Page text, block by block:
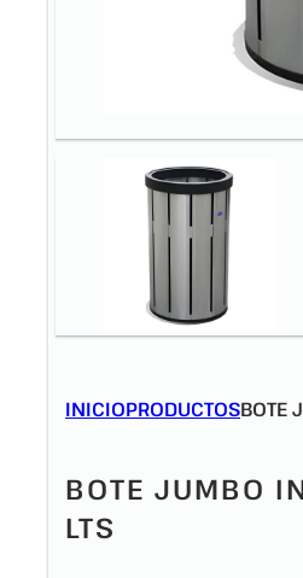
INICIOPRODUCTOSBOTE
BOTE JUMBO
LTS